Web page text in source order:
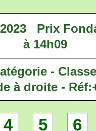
Prix
à 14h09
-
à droite -
4 5 6